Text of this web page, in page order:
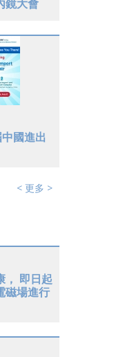
鏡大會
國進出
< 更多 >
， 即日起
磁場進行